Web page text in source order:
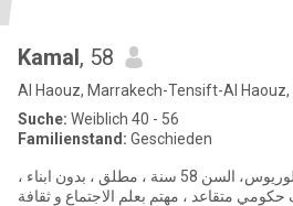
Kamal, 58
Al Haouz, Marrakech-Tensift-Al Haouz,
Suche: Weiblich 40 - 56
Familienstand: Geschieden
حاصل على شهادة البكالوريوس، السن 58 سنة ، مطلق ، بدون ابناء ،
امارس الابداع الفني ، موظف حكومي متقاعد ، مهتم بعلم الاجتماع و ثقافة